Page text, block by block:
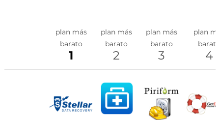
plan más
barato
1
plan más
barato
2
plan más
barato
3
plan
barato
4